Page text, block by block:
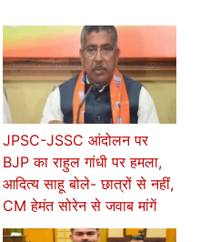
JPSC-JSSC आंदोलन पर
BJP का राहुल गांधी पर हमला,
आदित्य साहू बोले- छात्रों से नहीं,
CM हेमंत सोरेन से जवाब मांगें